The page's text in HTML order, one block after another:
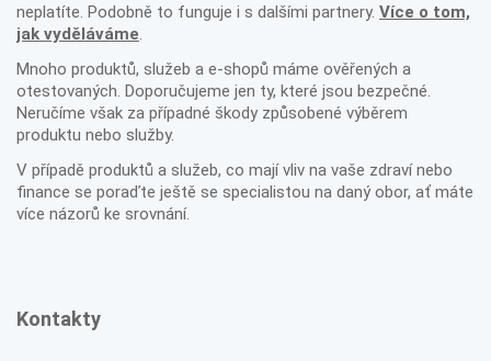
neplatíte. Podobně to funguje i s dalšími partnery. Více o tom,
jak vyděláváme.
Mnoho produktů, služeb a e-shopů máme ověřených a
otestovaných. Doporučujeme jen ty, které jsou bezpečné.
Neručíme však za případné škody způsobené výběrem
produktu nebo služby.
V případě produktů a služeb, co mají vliv na vaše zdraví nebo
finance se poraďte ještě se specialistou na daný obor, ať máte
více názorů ke srovnání.
Kontakty